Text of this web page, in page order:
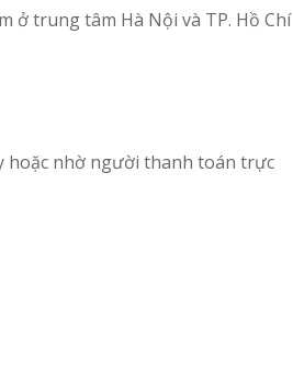
ở trung tâm Hà Nội và TP. Hồ Chí
hoặc nhờ người thanh toán trực